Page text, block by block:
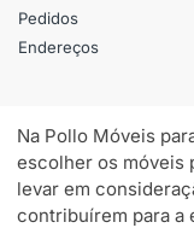
Pedidos
Endereços
Na Pollo Móveis
escolher os móveis
levar em
contribuírem para a